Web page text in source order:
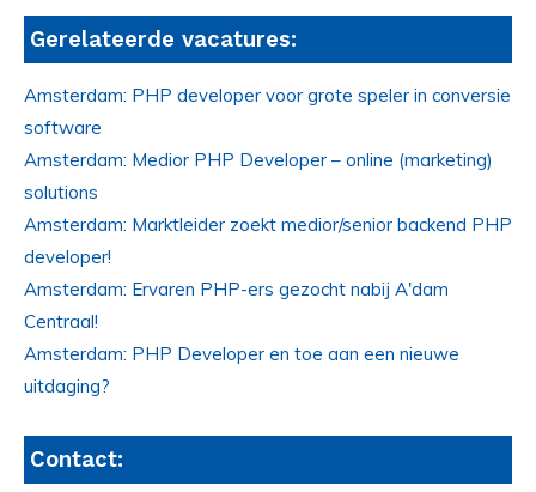
Gerelateerde vacatures:
Amsterdam: PHP developer voor grote speler in conversie
software
Amsterdam: Medior PHP Developer – online (marketing)
solutions
Amsterdam: Marktleider zoekt medior/senior backend PHP
developer!
Amsterdam: Ervaren PHP-ers gezocht nabij A'dam
Centraal!
Amsterdam: PHP Developer en toe aan een nieuwe
uitdaging?
Contact: